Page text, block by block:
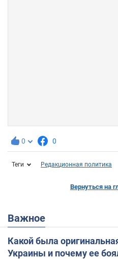
0 0
Теги Редакционная политика
Вернуться на
Важное
Какой была
Украины и почему ее